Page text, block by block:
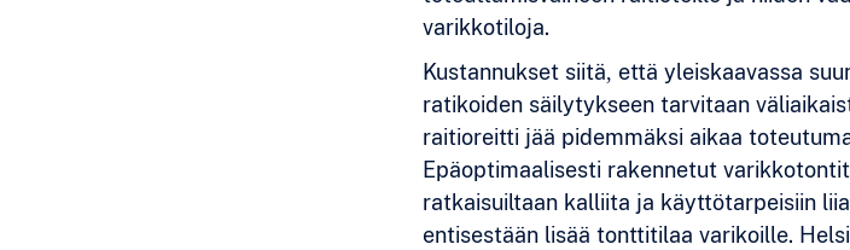
varikkotiloja.
Kustannukset siitä, että yleiskaavassa
ratikoiden säilytykseen tarvitaan
raitioreitti jää pidemmäksi aikaa
Epäoptimaalisesti rakennetut
ratkaisuiltaan kalliita ja käyttötarpeisiin
entisestään lisää tonttitilaa varikoille.